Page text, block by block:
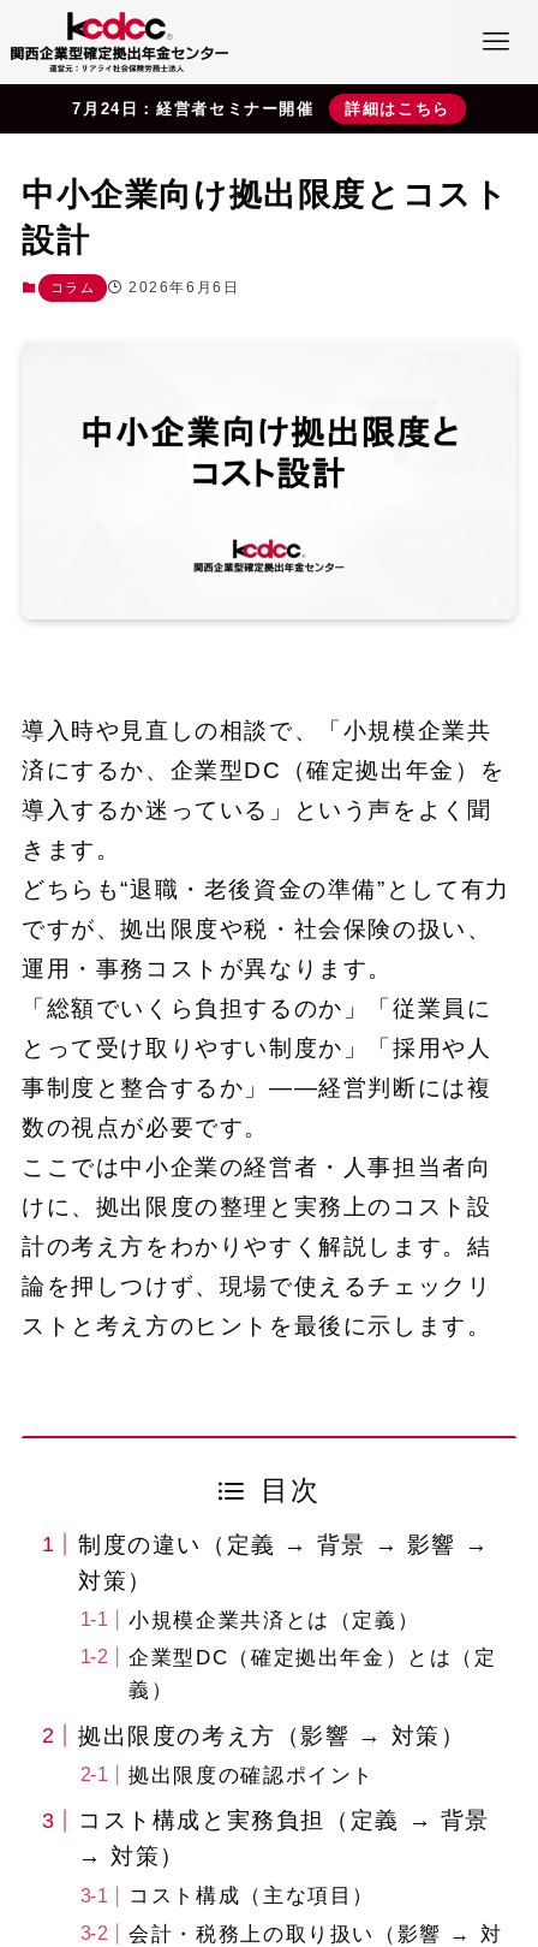
7月24日：経営者セミナー開催 詳細はこちら
中小企業向け拠出限度とコスト
設計
コラム 2026年6月6日
導入時や見直しの相談で、「小規模企業共
済にするか、企業型DC（確定拠出年金）を
導入するか迷っている」という声をよく聞
きます。
どちらも“退職・老後資金の準備”として有力
ですが、拠出限度や税・社会保険の扱い、
運用・事務コストが異なります。
「総額でいくら負担するのか」「従業員に
とって受け取りやすい制度か」「採用や人
事制度と整合するか」――経営判断には複
数の視点が必要です。
ここでは中小企業の経営者・人事担当者向
けに、拠出限度の整理と実務上のコスト設
計の考え方をわかりやすく解説します。結
論を押しつけず、現場で使えるチェックリ
ストと考え方のヒントを最後に示します。
目次
制度の違い（定義 → 背景 → 影響 →
対策）
小規模企業共済とは（定義）
企業型DC（確定拠出年金）とは（定
義）
拠出限度の考え方（影響 → 対策）
拠出限度の確認ポイント
コスト構成と実務負担（定義 → 背景
→ 対策）
コスト構成（主な項目）
会計・税務上の取り扱い（影響 → 対